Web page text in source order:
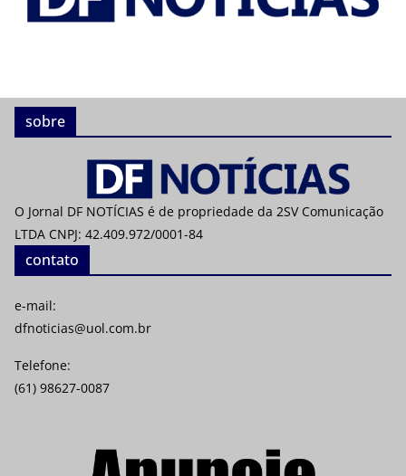
sobre
O Jornal DF NOTÍCIAS é de propriedade da 2SV Comunicação
LTDA CNPJ: 42.409.972/0001-84
contato
e-mail:
dfnoticias@uol.com.br
Telefone:
(61) 98627-0087